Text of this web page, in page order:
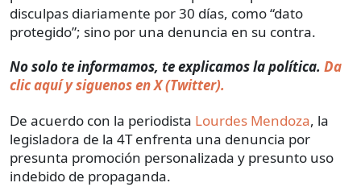
disculpas diariamente por 30 días, como “dato
protegido”; sino por una denuncia en su contra.
No solo te informamos, te explicamos la política. Da
clic aquí y siguenos en X (Twitter).
De acuerdo con la periodista Lourdes Mendoza, la
legisladora de la 4T enfrenta una denuncia por
presunta promoción personalizada y presunto uso
indebido de propaganda.